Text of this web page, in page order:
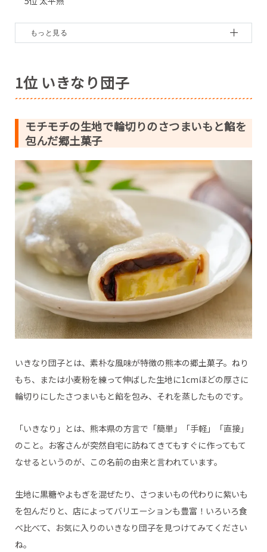
7位 阿部牧場ののむヨーグルト【阿部牧場】
10位 くまモンのクッキーなど
・九州まるごとしぼり【福田農場】
・リキュールマロン【SWISS】
1位 いきなり団子
モチモチの生地で輪切りのさつまいもと餡を
包んだ郷土菓子
いきなり団子とは、素朴な風味が特徴の熊本の郷土菓子。ねり
もち、または小麦粉を練って伸ばした生地に1cmほどの厚さに
輪切りにしたさつまいもと餡を包み、それを蒸したものです。
「いきなり」とは、熊本県の方言で「簡単」「手軽」「直接」
のこと。お客さんが突然自宅に訪ねてきてもすぐに作ってもて
なせるというのが、この名前の由来と言われています。
生地に黒糖やよもぎを混ぜたり、さつまいもの代わりに紫いも
を包んだりと、店によってバリエーションも豊富！いろいろ食
べ比べて、お気に入りのいきなり団子を見つけてみてください
ね。